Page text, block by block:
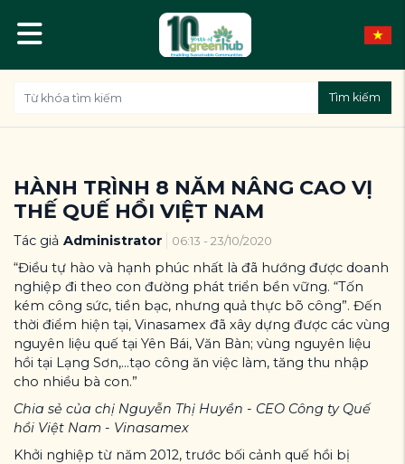
Tìm kiếm
HÀNH TRÌNH 8 NĂM NÂNG CAO VỊ
THẾ QUẾ HỒI VIỆT NAM
Tác giả Administrator 06:13 - 23/10/2020
“Điều tự hào và hạnh phúc nhất là đã hướng được doanh
nghiệp đi theo con đường phát triển bền vững. “Tốn
kém công sức, tiền bạc, nhưng quả thực bõ công”. Đến
thời điểm hiện tại, Vinasamex đã xây dựng được các vùng
nguyên liệu quế tại Yên Bái, Văn Bàn; vùng nguyên liệu
hồi tại Lạng Sơn,...tạo công ăn việc làm, tăng thu nhập
cho nhiều bà con.”
Chia sẻ của chị Nguyễn Thị Huyền - CEO Công ty Quế
hồi Việt Nam - Vinasamex
Khởi nghiệp từ năm 2012, trước bối cảnh quế hồi bị